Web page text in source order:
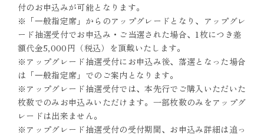
付のお申込みが可能となります。
※「⼀般指定席」からのアップグレードとなり、アップグレ
ード抽選受付でお申込み・ご当選された場合、1枚につき差
額代金5,000円（税込）を頂戴いたします。
※アップグレード抽選受付にお申込み後、落選となった場合
は「⼀般指定席」でのご案内となります。
※アップグレード抽選受付では、本先行でご購入いただいた
枚数でのみお申込みいただけます。一部枚数のみをアップグ
レードは出来ません。
※アップグレード抽選受付の受付期間、お申込み詳細は追っ